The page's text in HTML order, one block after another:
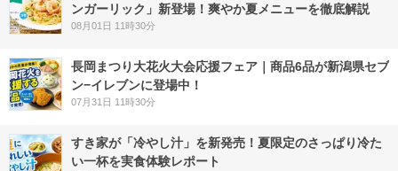
ンガーリック」新登場！爽やか夏メニューを徹底解説
08月01日 11時30分
長岡まつり大花火大会応援フェア｜商品6品が新潟県セブ
ン−イレブンに登場中！
07月31日 11時30分
すき家が「冷やし汁」を新発売！夏限定のさっぱり冷た
い一杯を実食体験レポート